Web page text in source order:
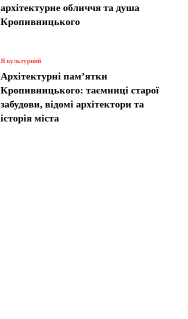
архітектурне обличчя та душа
Кропивницького
Я культурний
Архітектурні пам’ятки
Кропивницького: таємниці старої
забудови, відомі архітектори та
історія міста